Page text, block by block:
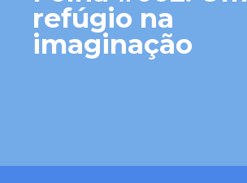
refúgio na
imaginação